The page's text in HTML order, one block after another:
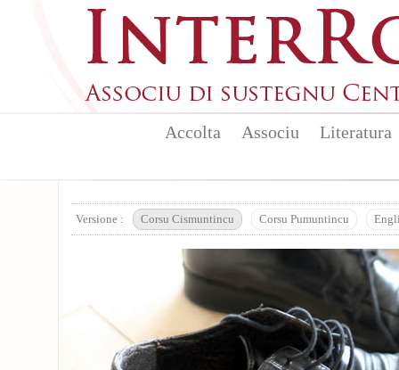
Accolta Associu Literatura
Versione : Corsu Cismuntincu Corsu Pumuntincu